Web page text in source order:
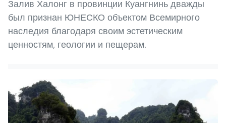
Залив Халонг в провинции Куангнинь дважды
был признан ЮНЕСКО объектом Всемирного
наследия благодаря своим эстетическим
ценностям, геологии и пещерам.